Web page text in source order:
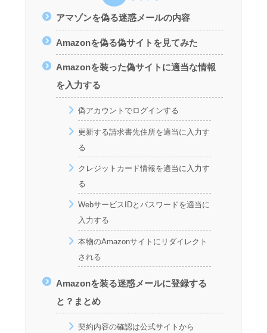
アマゾンを偽る迷惑メールの内容
Amazonを偽る偽サイトを見てみた
Amazonを装った偽サイトに適当な情報
を入力する
偽アカウントでログインする
更新する請求書先住所を適当に入力す
る
クレジットカード情報を適当に入力す
る
WebサービスIDとパスワードを適当に
入力する
本物のAmazonサイトにリダイレクト
される
Amazonを装る迷惑メールに登録する
と？まとめ
契約内容の確認は公式サイトから